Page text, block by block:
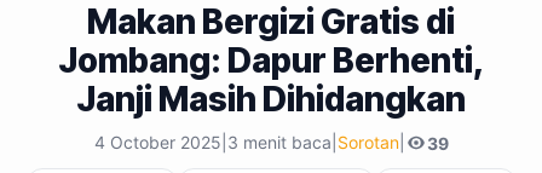
Makan Bergizi Gratis di
Jombang: Dapur Berhenti,
Janji Masih Dihidangkan
4 October 2025 3 menit baca Sorotan| 39